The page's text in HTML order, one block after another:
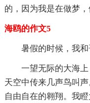
的，因为我是在做梦，
海鸥的作文5
暑假的时候，我
一望无际的大海
天空中传来几声鸟叫
自由自在的翱翔。我